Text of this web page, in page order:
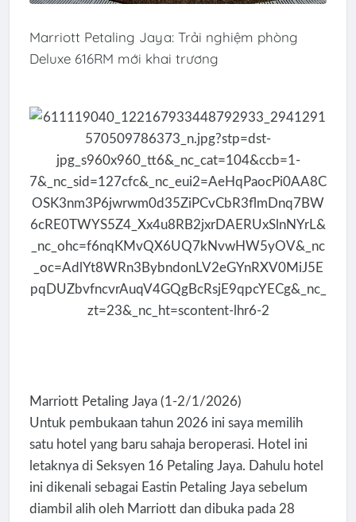
Marriott Petaling Jaya: Trải nghiệm phòng
Deluxe 616RM mới khai trương
Marriott Petaling Jaya (1-2/1/2026)
Untuk pembukaan tahun 2026 ini saya memilih
satu hotel yang baru sahaja beroperasi. Hotel ini
letaknya di Seksyen 16 Petaling Jaya. Dahulu hotel
ini dikenali sebagai Eastin Petaling Jaya sebelum
diambil alih oleh Marriott dan dibuka pada 28